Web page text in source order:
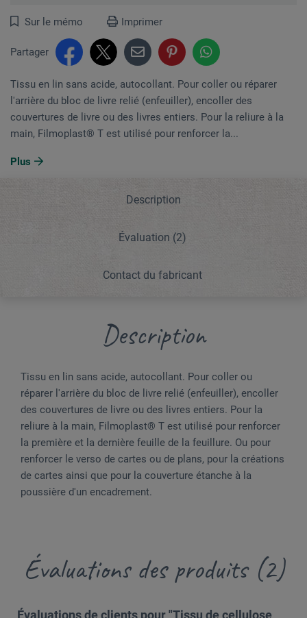
Sur le mémo Imprimer
Partager
Tissu en lin sans acide, autocollant. Pour coller ou réparer
l'arrière du bloc de livre relié (enfeuiller), encoller des
couvertures de livre ou des livres entiers. Pour la reliure à la
main, Filmoplast® T est utilisé pour renforcer la...
Plus
Description
Évaluation (2)
Contact du fabricant
Description
Tissu en lin sans acide, autocollant. Pour coller ou
réparer l'arrière du bloc de livre relié (enfeuiller), encoller
des couvertures de livre ou des livres entiers. Pour la
reliure à la main, Filmoplast® T est utilisé pour renforcer
la première et la dernière feuille de la feuillure. Ou pour
renforcer le verso de cartes ou de plans, pour la créations
de cartes ainsi que pour la couverture étanche à la
poussière d'un encadrement.
Évaluations des produits (2)
Évaluations de clients pour "Tissu de cellulose